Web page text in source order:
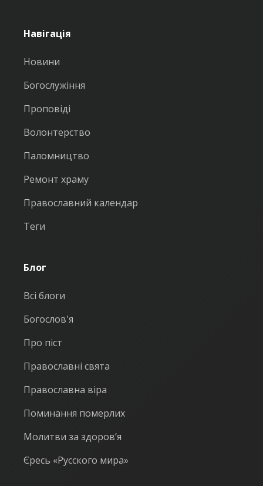
Навігація
Новини
Богослужіння
Проповіді
Волонтерство
Паломництво
Ремонт храму
Православний календар
Теги
Блог
Всі блоги
Богослов'я
Про піст
Православні свята
Православна віра
Поминання померлих
Молитви за здоров’я
Єресь «Русского мира»